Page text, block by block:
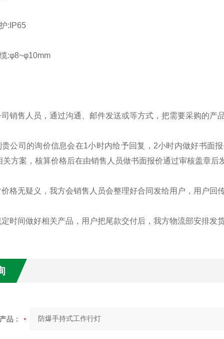
:IP65
:φ8~φ10mm
销售人员，通过沟通、邮件发送或等方式，把需要采购的产
公司的询价信息会在1小时内给予回复，2小时内做好书面
关方案，核算价格后在由销售人员做书面报价通过审核盖章后
格无疑义，我方会销售人员会整理好合同发给用户，用户回
时间做好相关产品，用户把尾款交付后，我方物流部安排发
产品：